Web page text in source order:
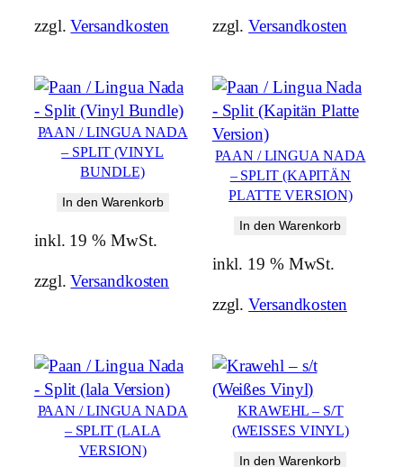
zzgl.Versandkosten zzgl.Versandkosten
PAAN / LINGUA NADA
– SPLIT (VINYL
BUNDLE)
In den Warenkorb
inkl. 19 % MwSt.
zzgl.Versandkosten
PAAN / LINGUA NADA
– SPLIT (KAPITÄN
PLATTE VERSION)
In den Warenkorb
inkl. 19 % MwSt.
zzgl.Versandkosten
PAAN / LINGUA NADA
– SPLIT (LALA
VERSION)
KRAWEHL – S/T
(WEISSES VINYL)
In den Warenkorb